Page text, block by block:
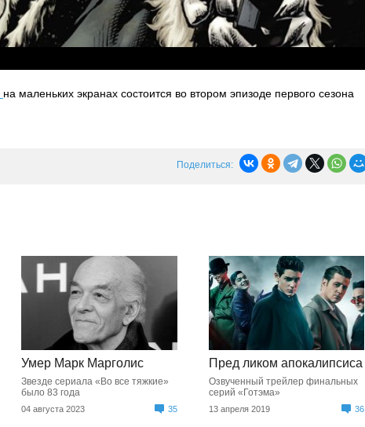
на маленьких экранах состоится во втором эпизоде первого сезона
Поделиться:
Умер Марк Марголис
Звезде сериала «Во все тяжкие»
было 83 года
04 августа 2023 35
Пред ликом апокалипсиса
Озвученный трейлер финальных
серий «Готэма»
13 апреля 2019 36